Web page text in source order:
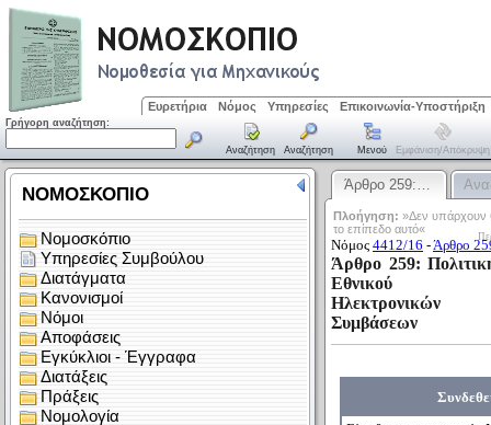
Ευρετήρια Νόμος Υπηρεσίες Επικοινωνία-Υποστήριξη
Γρήγορη αναζήτηση:
Αναζήτηση Αναζήτηση Μενού Εμφάνιση/απόκρυψη
Άρθρο 259:…